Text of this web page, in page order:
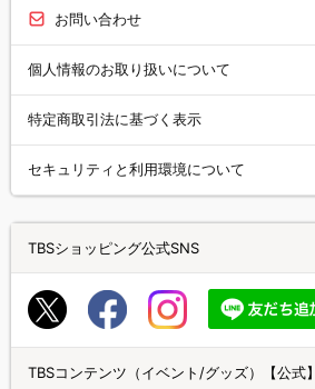
お問い合わせ
個人情報のお取り扱いについて
特定商取引法に基づく表示
セキュリティと利用環境について
TBSショッピング公式SNS
TBSコンテンツ（イベント/グッズ）【公式】